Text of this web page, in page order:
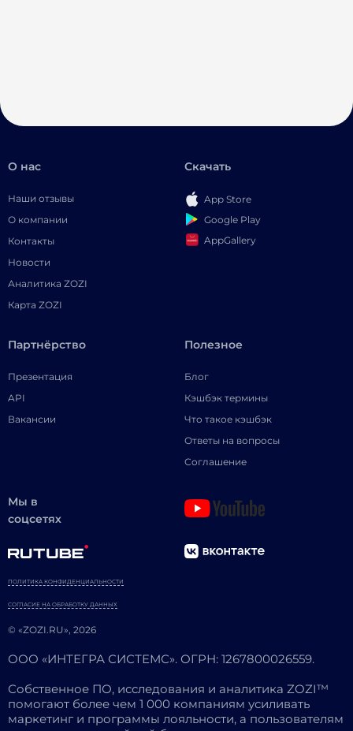
О нас
Наши отзывы
О компании
Контакты
Новости
Аналитика ZOZI
Карта ZOZI
Скачать
App Store
Google Play
AppGallery
Партнёрство
Презентация
API
Вакансии
Полезное
Блог
Кэшбэк термины
Что такое кэшбэк
Ответы на вопросы
Соглашение
Мы в
соцсетях
© «ZOZI.RU», 2026
ПОЛИТИКА КОНФИДЕНЦИАЛЬНОСТИ
СОГЛАСИЕ НА ОБРАБОТКУ ДАННЫХ
ООО «ИНТЕГРА СИСТЕМС». ОГРН: 1267800026559.
Собственное ПО, исследования и аналитика ZOZI™
помогают более чем 1 000 компаниям усиливать
маркетинг и программы лояльности, а пользователям